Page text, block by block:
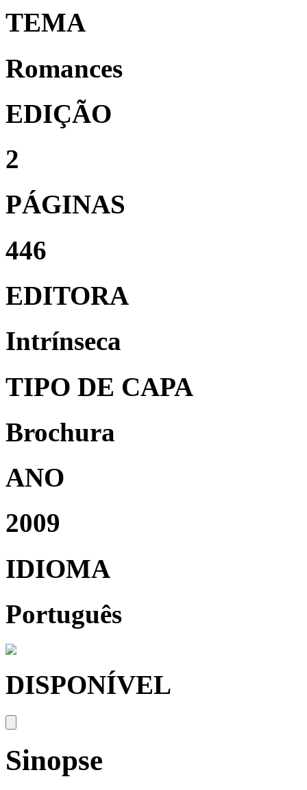
TEMA
Romances
EDIÇÃO
2
PÁGINAS
446
EDITORA
Intrínseca
TIPO DE CAPA
Brochura
ANO
2009
IDIOMA
Português
DISPONÍVEL
Sinopse